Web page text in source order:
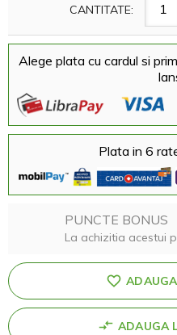
CANTITATE:
Alege plata cu cardul si
Plata in 6
PUNCTE BONUS
La achizitia acestui
ADAUGA